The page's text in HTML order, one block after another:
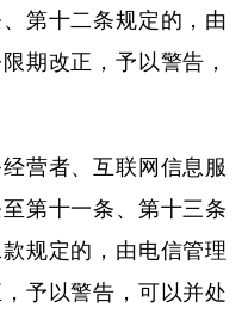
第十二条规定的，由
期改正，予以警告，
者、互联网信息服
第十一条、第十三条
规定的，由电信管理
予以警告，可以并处